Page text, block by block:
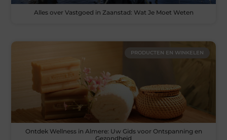
Alles over Vastgoed in Zaanstad: Wat Je Moet Weten
PRODUCTEN EN WINKELEN
Ontdek Wellness in Almere: Uw Gids voor Ontspanning en
Gezondheid